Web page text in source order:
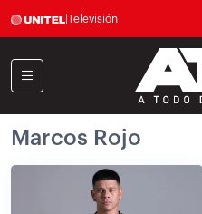
Televisión
Marcos Rojo